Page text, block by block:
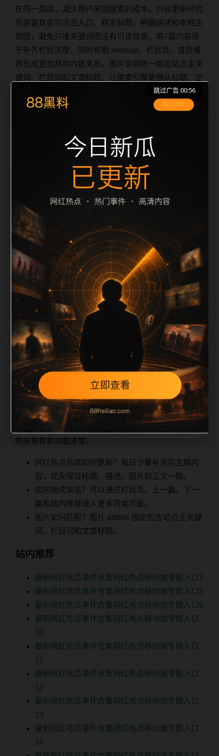
在同一层级，减少用户来回搜索的成本。内容更新时优
先保留真实可点击入口、稳定标题、明确描述和本地主
题图，避免只堆关键词而没有可读信息。第7篇内容用
于补齐栏目深度，同时帮助 sitemap、栏目页、首页推
荐形成更自然的内链关系。图片说明统一绑定站点主关
键词、栏目词和文章标题，让搜索引擎能够从标题、正
栏目内容归集
间识别一致主题。后续每日采集时，建议继续执行远程
图片本地化、坏图默认图兜底、标题去重和 description
长度过滤。如果同一主题下有多个相近页面，应通过不
同角度补充事件背景、访问场景、相关问题或专题入
口，降低站群页面之间的重复感。页面底部保留同类推
荐、上一篇下一篇和 sitemap 入口，保证重要页面点击
深度尽量控制在三次以内。正文维护时可按用户搜索路
径补充三类信息：入口是否稳定、同栏目还有哪些可继
续阅读、移动端打开时图片和摘要是否一致。每次新增
内容后同步检查标题、description、canonical、主题
图、alt、title和推荐链接，确保页面既能被搜索引擎理
解，也能让真实用户
相关问题与推荐
顺着栏目继续浏览。同站连续更新时避免重复标题和重
复首段，优先补充不同关键词、不同栏目词和不同问题
角度。栏目页则保留清晰入口，方便后续专题自动归
集。发布后按真实浏览器复查首屏、图片、跳转体验、
相关推荐和加载速度。
网红热点后续如何更新？每日少量补充同主题内
容，优先保证标题、描述、图片和正文一致。
如何继续浏览？可以通过栏目页、上一篇、下一
篇和站内推荐进入更多同类页面。
图片如何匹配？图片 alt/title 固定包含站点主关键
词、栏目词和文章标题。
站内推荐
最新网红吃瓜事件合集网红热点移动端专题入口7
最新网红吃瓜事件合集网红热点移动端专题入口8
最新网红吃瓜事件合集网红热点移动端专题入口9
最新网红吃瓜事件合集网红热点移动端专题入口
10
最新网红吃瓜事件合集网红热点移动端专题入口
11
最新网红吃瓜事件合集网红热点移动端专题入口
12
最新网红吃瓜事件合集网红热点移动端专题入口
13
最新网红吃瓜事件合集网红热点移动端专题入口
14
跳过广告 00:55